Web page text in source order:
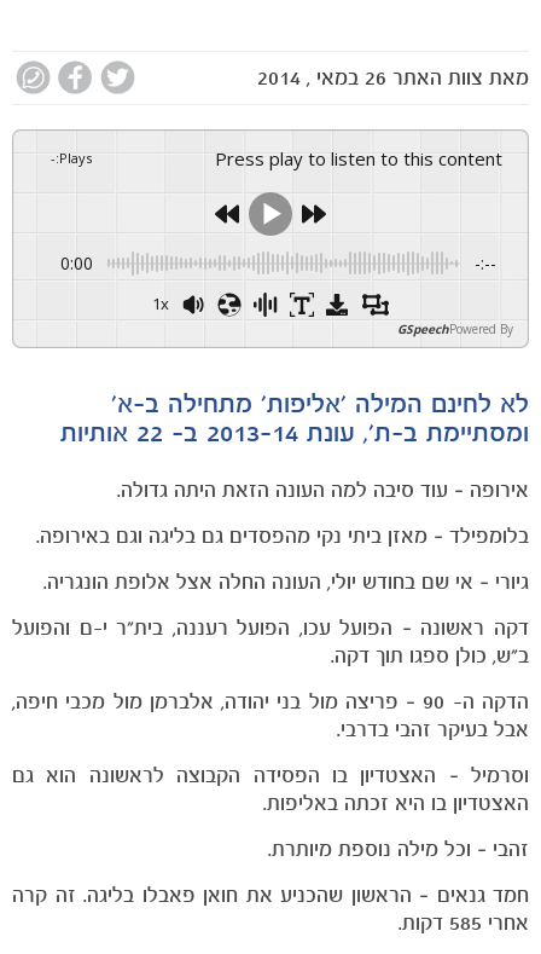
הקבוצות
מאת צוות האתר 26 במאי , 2014
Press play to listen to this content
Plays
:
-
0:00 -:--
1x
Powered By
GSpeech
לא לחינם המילה 'אליפות' מתחילה ב-א'
ומסתיימת ב-ת', עונת 2013-14 ב- 22 אותיות
אירופה – עוד סיבה למה העונה הזאת היתה גדולה.
בלומפילד – מאזן ביתי נקי מהפסדים גם בליגה וגם באירופה.
גיורי – אי שם בחודש יולי, העונה החלה אצל אלופת הונגריה.
דקה ראשונה – הפועל עכו, הפועל רעננה, בית"ר י-ם והפועל
ב"ש, כולן ספגו תוך דקה.
הדקה ה- 90 – פריצה מול בני יהודה, אלברמן מול מכבי חיפה,
אבל בעיקר זהבי בדרבי.
וסרמיל – האצטדיון בו הפסידה הקבוצה לראשונה הוא גם
האצטדיון בו היא זכתה באליפות.
זהבי – וכל מילה נוספת מיותרת.
חמד גנאים – הראשון שהכניע את חואן פאבלו בליגה. זה קרה
אחרי 585 דקות.